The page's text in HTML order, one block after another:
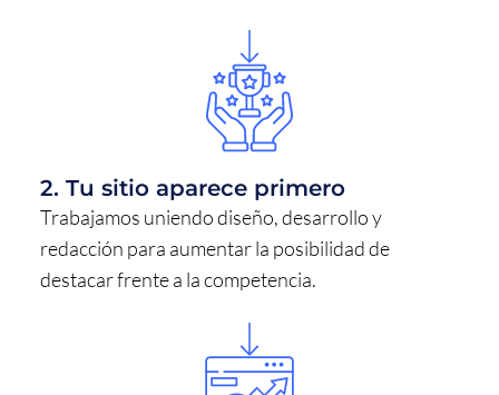
2. Tu sitio aparece primero
Trabajamos uniendo diseño, desarrollo y
redacción para aumentar la posibilidad de
destacar frente a la competencia.